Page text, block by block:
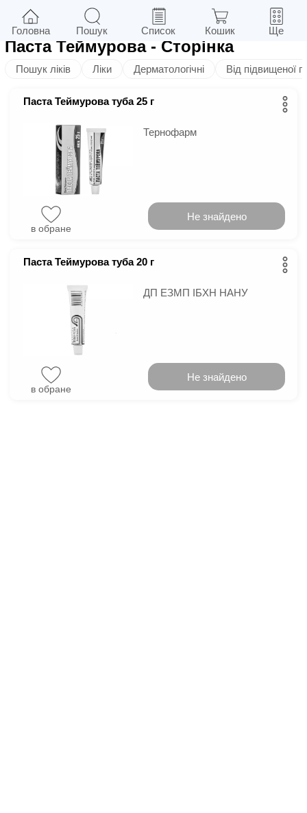
Фільтри у м.Київ
Паста Теймурова - Сторінка
Пошук ліків Ліки Дерматологічні Від підвищеної
Паста Теймурова туба 25 г
Тернофарм
в обране
Не знайдено
Паста Теймурова туба 20 г
ДП ЕЗМП ІБХН НАНУ
в обране
Не знайдено
Головна Пошук Список Кошик Ще